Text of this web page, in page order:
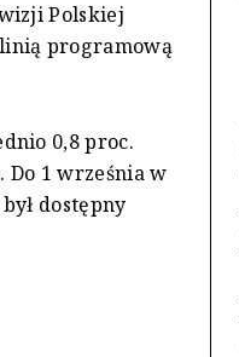
Polskiej
programową
0,8 proc.
Do 1 września w
dostępny